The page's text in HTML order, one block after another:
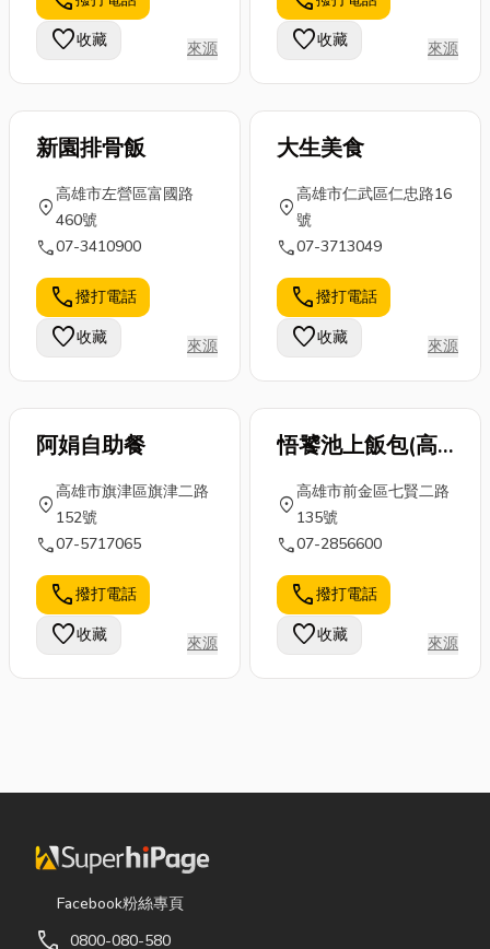
格波動、供應
鏈不穩定、配
送延誤及分散
採購造成...
麼按摩會痛......
等等多樣問題
解答，想了解
更...
活動結束後的
一份精緻回
憶，今天小編
就要來分享伴
手禮意...
favorite收藏 來源 favorite收藏 來源
新園排骨飯
location_on
高雄市左營區富國路
460號
call07-3410900
call撥打電話
favorite收藏 來源
大生美食
location_on
高雄市仁武區仁忠路16
號
call07-3713049
call撥打電話
favorite收藏 來源
阿娟自助餐
location_on
高雄市旗津區旗津二路
152號
call07-5717065
call撥打電話
favorite收藏 來源
悟饕池上飯包(高
雄七賢店)
location_on
高雄市前金區七賢二路
135號
call07-2856600
call撥打電話
favorite收藏 來源
Facebook粉絲專頁
call 0800-080-580